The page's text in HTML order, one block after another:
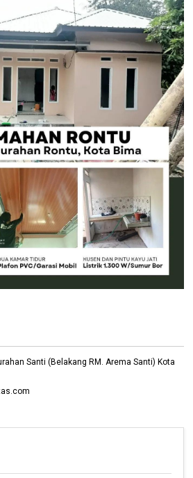
Santi (Belakang RM. Arema Santi) Kota